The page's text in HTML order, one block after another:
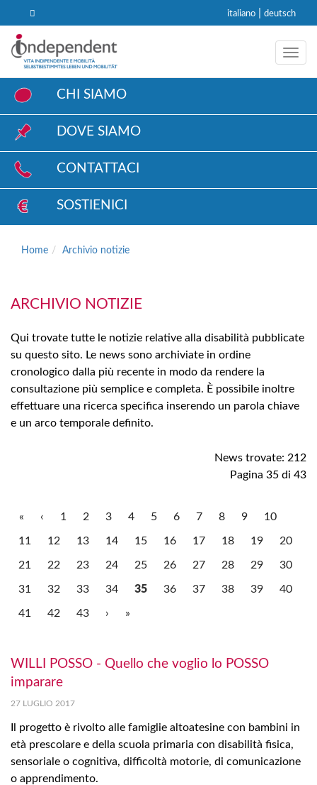
italiano deutsch
CHI SIAMO
DOVE SIAMO
CONTATTACI
SOSTIENICI
Home Archivio notizie
ARCHIVIO NOTIZIE
Qui trovate tutte le notizie relative alla disabilità pubblicate
su questo sito. Le news sono archiviate in ordine
cronologico dalla più recente in modo da rendere la
consultazione più semplice e completa. È possibile inoltre
effettuare una ricerca specifica inserendo un parola chiave
e un arco temporale definito.
News trovate: 212
Pagina 35 di 43
« ‹ 1 2 3 4 5 6 7 8 9 10
11 12 13 14 15 16 17 18 19 20
21 22 23 24 25 26 27 28 29 30
31 32 33 34 35 36 37 38 39 40
41 42 43 › »
WILLI POSSO - Quello che voglio lo POSSO
imparare
27 LUGLIO 2017
Il progetto è rivolto alle famiglie altoatesine con bambini in
età prescolare e della scuola primaria con disabilità fisica,
sensoriale o cognitiva, difficoltà motorie, di comunicazione
o apprendimento.